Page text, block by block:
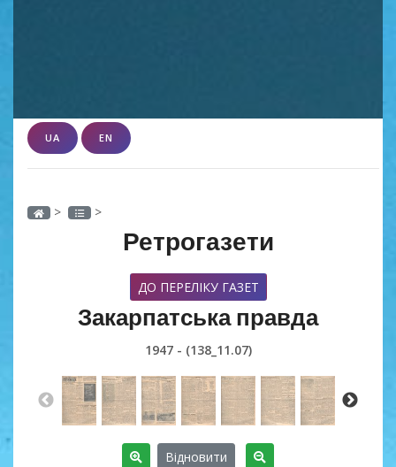
UA EN
> >
Ретрогазети
ДО ПЕРЕЛІКУ ГАЗЕТ
Закарпатська правда
1947 - (138_11.07)
Відновити